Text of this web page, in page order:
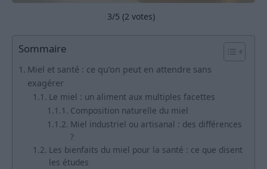
3/5 (2 votes)
Sommaire
Miel et santé : ce qu’on peut en attendre sans
exagérer
Le miel : un aliment aux multiples facettes
Composition naturelle du miel
Miel industriel ou artisanal : des différences
?
Les bienfaits du miel pour la santé : ce que disent
les études